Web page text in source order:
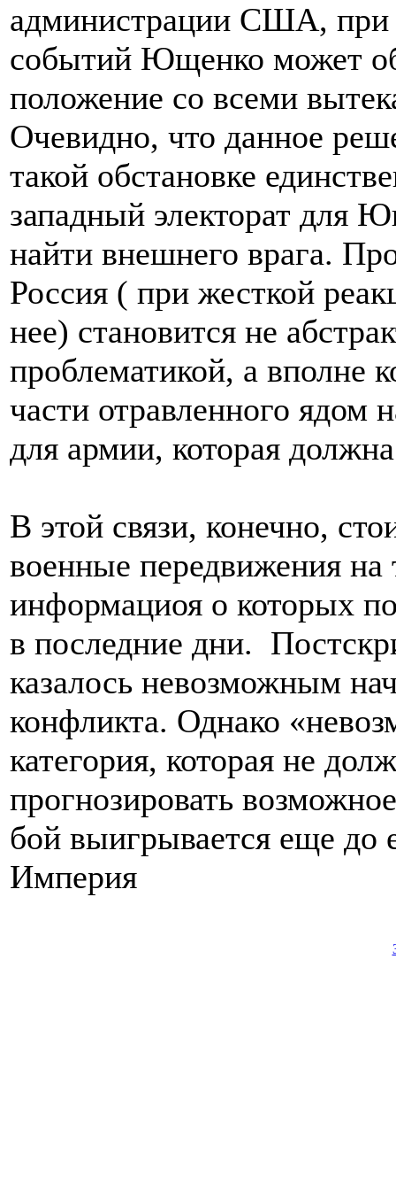
администрации США, при
событий Ющенко может
положение со всеми
Очевидно, что данное
такой обстановке
западный электорат для
найти внешнего врага.
Россия ( при жесткой
нее) становится не
проблематикой, а вполне
части отравленного ядом
для армии, которая
В этой связи, конечно,
военные передвижения на
информациоя о которых
в последние дни.
казалось невозможным
конфликта. Однако
категория, которая не
прогнозировать
бой выигрывается еще до
Империя